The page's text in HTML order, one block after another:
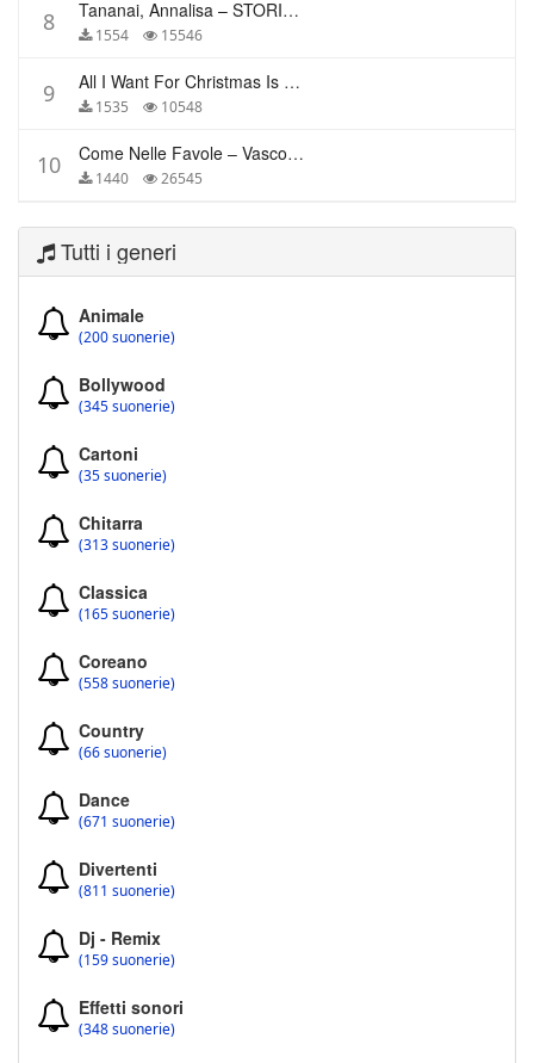
8 Tananai, Annalisa – STORIE BREVI
1554 15546
9 All I Want For Christmas Is You – Mariah Carey
1535 10548
10 Come Nelle Favole – Vasco Rossi
1440 26545
Tutti i generi
Animale
(200 suonerie)
Bollywood
(345 suonerie)
Cartoni
(35 suonerie)
Chitarra
(313 suonerie)
Classica
(165 suonerie)
Coreano
(558 suonerie)
Country
(66 suonerie)
Dance
(671 suonerie)
Divertenti
(811 suonerie)
Dj - Remix
(159 suonerie)
Effetti sonori
(348 suonerie)